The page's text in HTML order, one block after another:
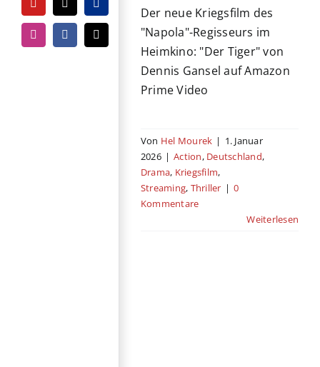
YouTubeTiktokPayPal
InstagramFacebook
E-
Mail
Der neue Kriegsfilm des
"Napola"-Regisseurs im
Heimkino: "Der Tiger" von
Dennis Gansel auf Amazon
Prime Video
Von Hel Mourek | 1. Januar
2026 | Action, Deutschland,
Drama, Kriegsfilm,
Streaming, Thriller | 0
Kommentare
Weiterlesen